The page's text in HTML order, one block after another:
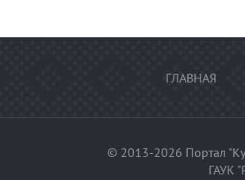
ГЛАВНАЯ
© 2013-2026 Портал
ГАУК